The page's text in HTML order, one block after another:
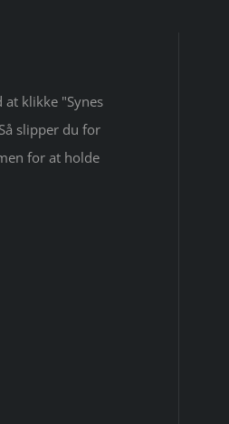
at klikke "Synes
slipper du for
for at holde